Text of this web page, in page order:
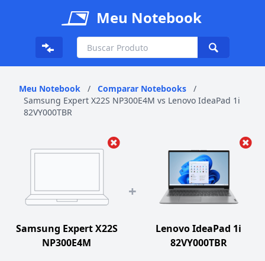
Meu Notebook
Meu Notebook / Comparar Notebooks
/
Samsung Expert X22S NP300E4M vs Lenovo IdeaPad 1i
82VY000TBR
Samsung Expert X22S
NP300E4M
+
Lenovo IdeaPad 1i
82VY000TBR